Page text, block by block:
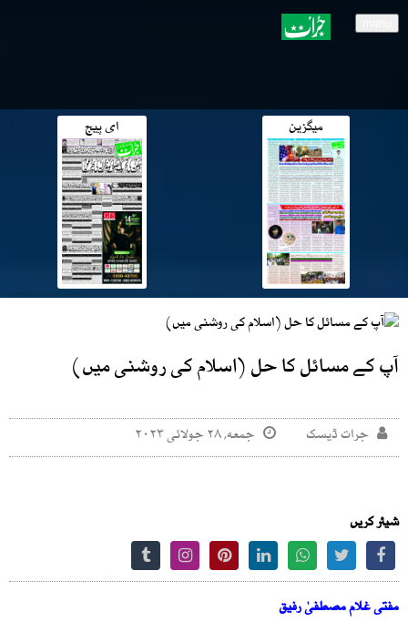
میگزین ای پیج
آپ کے مسائل کا حل (اسلام کی روشنی میں)
جرات ڈیسک جمعه, ۲۸ جولائی ۲۰۲۳
شیئر کریں
مفتی غلام مصطفیٰ رفیق